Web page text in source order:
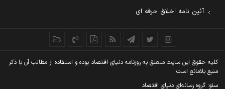
آئین نامه اخلاق حرفه ای
کليه حقوق اين سايت متعلق به روزنامه دنيای اقتصاد بوده و استفاده از مطالب آن با ذکر
منبع بلامانع است
سئو: گروه رسانه‌ای دنیای اقتصاد